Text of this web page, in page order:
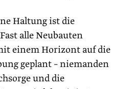
Haltung ist die
alle Neubauten
einem Horizont auf die
geplant – niemanden
und die